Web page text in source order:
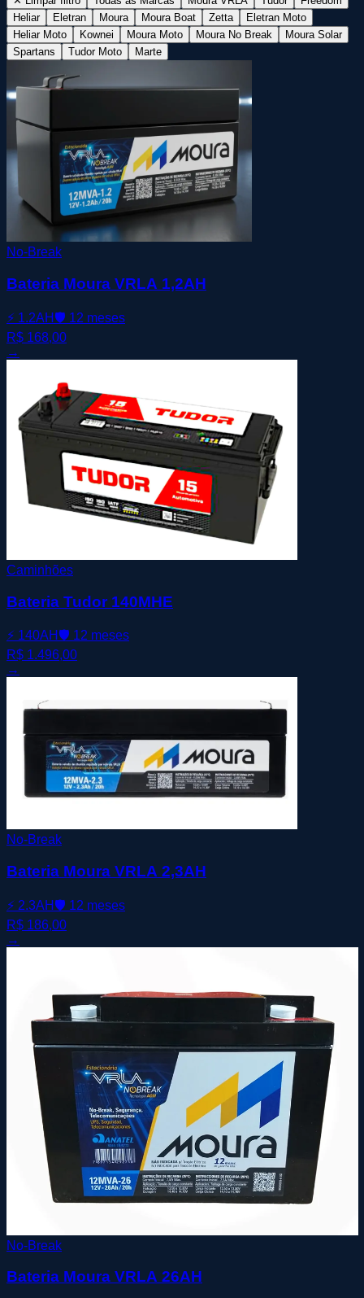
Heliar
Eletran Moura Moura Boat Zetta
Eletran Moto
Heliar Moto
Kownei Moura Moto Moura No Break
Moura Solar
Spartans
Tudor Moto Marte
No-Break
Bateria Moura VRLA 1,2AH
⚡ 1.2AH 🛡️ 12 meses
R$ 168,00
→
Caminhões
Bateria Tudor 140MHE
⚡ 140AH 🛡️ 12 meses
R$ 1.496,00
→
No-Break
Bateria Moura VRLA 2,3AH
⚡ 2.3AH 🛡️ 12 meses
R$ 186,00
→
No-Break
Bateria Moura VRLA 26AH